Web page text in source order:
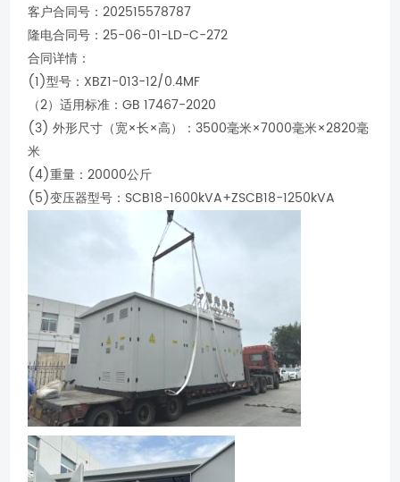
客户合同号：202515578787
隆电合同号：25-06-01-LD-C-272
合同详情：
(1)型号：XBZ1-013-12/0.4MF
（2）适用标准：GB 17467-2020
(3) 外形尺寸（宽×长×高）：3500毫米×7000毫米×2820毫
米
(4)重量：20000公斤
(5)变压器型号：SCB18-1600kVA+ZSCB18-1250kVA